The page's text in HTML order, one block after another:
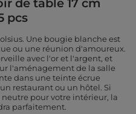
de table 17 cm
pcs
Une bougie blanche est
ou une réunion d'amoureux.
avec l'or et l'argent, et
l'aménagement de la salle
dans une teinte écrue
restaurant ou un hôtel. Si
pour votre intérieur, la
parfaitement.